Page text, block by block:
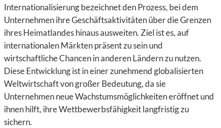
Internationalisierung bezeichnet den Prozess, bei dem
Unternehmen ihre Geschäftsaktivitäten über die Grenzen
ihres Heimatlandes hinaus ausweiten. Ziel ist es, auf
internationalen Märkten präsent zu sein und
wirtschaftliche Chancen in anderen Ländern zu nutzen.
Diese Entwicklung ist in einer zunehmend globalisierten
Weltwirtschaft von großer Bedeutung, da sie
Unternehmen neue Wachstumsmöglichkeiten eröffnet und
ihnen hilft, ihre Wettbewerbsfähigkeit langfristig zu
sichern.